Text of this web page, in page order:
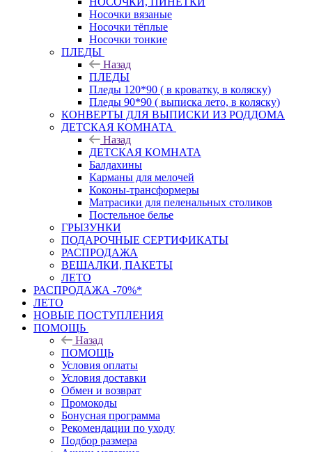
Носочки вязаные
Носочки тёплые
Носочки тонкие
ПЛЕДЫ
Назад
ПЛЕДЫ
Пледы 120*90 ( в кроватку, в коляску)
Пледы 90*90 ( выписка лето, в коляску)
КОНВЕРТЫ ДЛЯ ВЫПИСКИ ИЗ РОДДОМА
ДЕТСКАЯ КОМНАТА
Назад
ДЕТСКАЯ КОМНАТА
Балдахины
Карманы для мелочей
Коконы-трансформеры
Матрасики для пеленальных столиков
Постельное белье
ГРЫЗУНКИ
ПОДАРОЧНЫЕ СЕРТИФИКАТЫ
РАСПРОДАЖА
ВЕШАЛКИ, ПАКЕТЫ
ЛЕТО
РАСПРОДАЖА -70%*
ЛЕТО
НОВЫЕ ПОСТУПЛЕНИЯ
ПОМОЩЬ
Назад
ПОМОЩЬ
Условия оплаты
Условия доставки
Обмен и возврат
Промокоды
Бонусная программа
Рекомендации по уходу
Подбор размера